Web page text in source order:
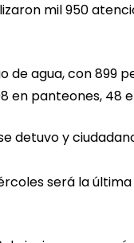
mil 950
de agua, con 899
en panteones, 48
detuvo y
será la